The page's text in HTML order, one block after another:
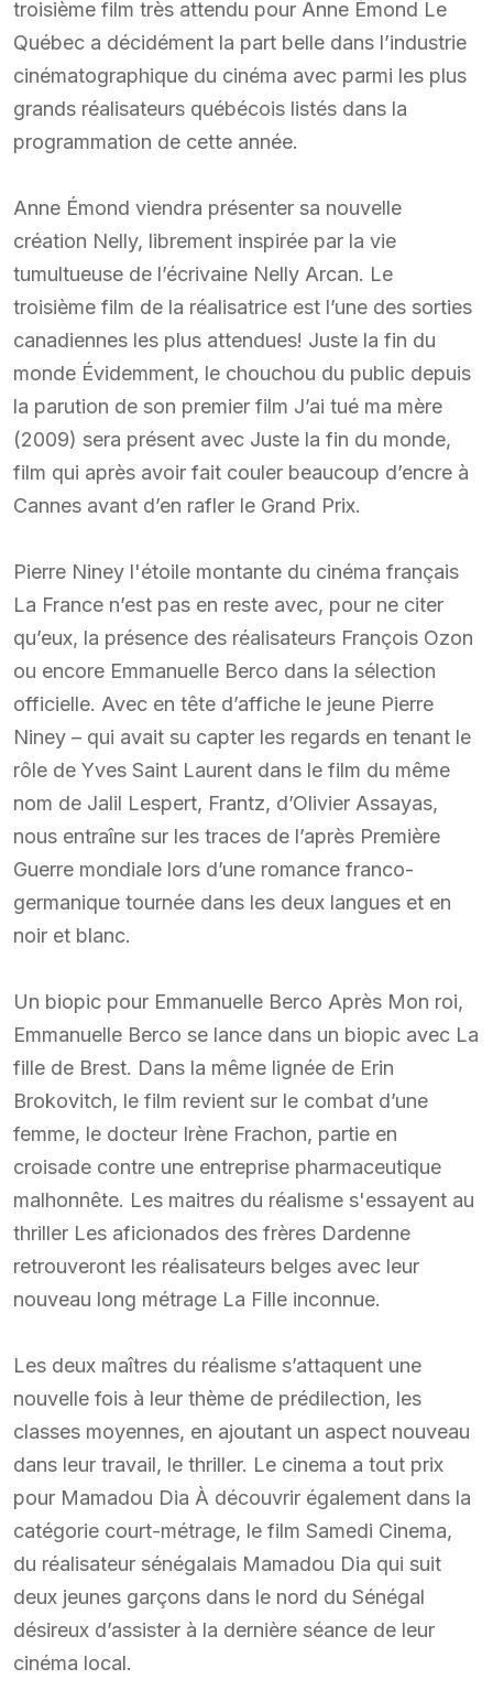
troisième film très attendu pour Anne Émond Le
Québec a décidément la part belle dans l’industrie
cinématographique du cinéma avec parmi les plus
grands réalisateurs québécois listés dans la
programmation de cette année.
Anne Émond viendra présenter sa nouvelle
création Nelly, librement inspirée par la vie
tumultueuse de l’écrivaine Nelly Arcan. Le
troisième film de la réalisatrice est l’une des sorties
canadiennes les plus attendues! Juste la fin du
monde Évidemment, le chouchou du public depuis
la parution de son premier film J’ai tué ma mère
(2009) sera présent avec Juste la fin du monde,
film qui après avoir fait couler beaucoup d’encre à
Cannes avant d’en rafler le Grand Prix.
Pierre Niney l'étoile montante du cinéma français
La France n’est pas en reste avec, pour ne citer
qu’eux, la présence des réalisateurs François Ozon
ou encore Emmanuelle Berco dans la sélection
officielle. Avec en tête d’affiche le jeune Pierre
Niney – qui avait su capter les regards en tenant le
rôle de Yves Saint Laurent dans le film du même
nom de Jalil Lespert, Frantz, d’Olivier Assayas,
nous entraîne sur les traces de l’après Première
Guerre mondiale lors d’une romance franco-
germanique tournée dans les deux langues et en
noir et blanc.
Un biopic pour Emmanuelle Berco Après Mon roi,
Emmanuelle Berco se lance dans un biopic avec La
fille de Brest. Dans la même lignée de Erin
Brokovitch, le film revient sur le combat d’une
femme, le docteur Irène Frachon, partie en
croisade contre une entreprise pharmaceutique
malhonnête. Les maitres du réalisme s'essayent au
thriller Les aficionados des frères Dardenne
retrouveront les réalisateurs belges avec leur
nouveau long métrage La Fille inconnue.
Les deux maîtres du réalisme s’attaquent une
nouvelle fois à leur thème de prédilection, les
classes moyennes, en ajoutant un aspect nouveau
dans leur travail, le thriller. Le cinema a tout prix
pour Mamadou Dia À découvrir également dans la
catégorie court-métrage, le film Samedi Cinema,
du réalisateur sénégalais Mamadou Dia qui suit
deux jeunes garçons dans le nord du Sénégal
désireux d’assister à la dernière séance de leur
cinéma local.